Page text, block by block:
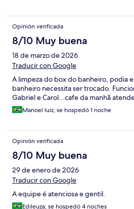
Opinión verificada
8/10 Muy buena
18 de marzo de 2026
Traducir con Google
A limpeza do box do banheiro, podia
banheiro necessita ser trocado.
Gabriel e Carol...cafe da manhã
Manoel luiz, se hospedó 1 noche
Opinión verificada
8/10 Muy buena
29 de enero de 2026
Traducir con Google
A equipe é atenciosa e gentil.
Edileuza, se hospedó 4 noches